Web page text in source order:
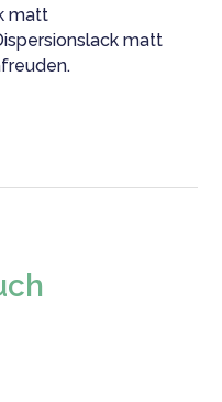
matt
matt